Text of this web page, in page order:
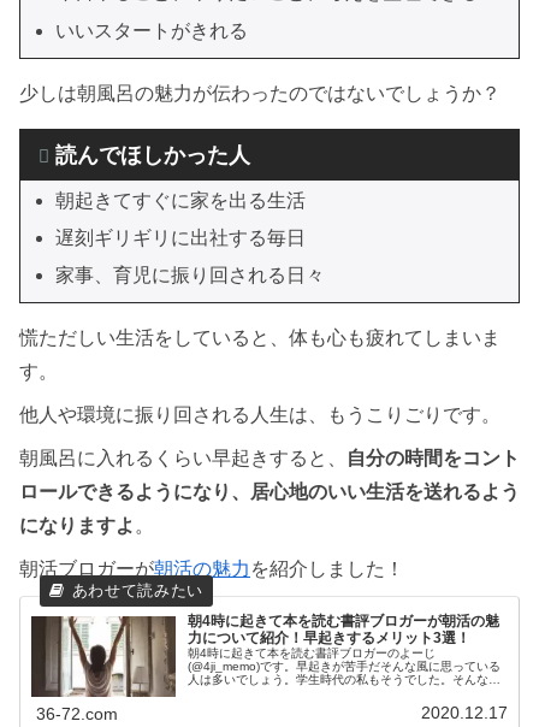
いいスタートがきれる
少しは朝風呂の魅力が伝わったのではないでしょうか？
読んでほしかった人
朝起きてすぐに家を出る生活
遅刻ギリギリに出社する毎日
家事、育児に振り回される日々
慌ただしい生活をしていると、体も心も疲れてしまいま
す。
他人や環境に振り回される人生は、もうこりごりです。
朝風呂に入れるくらい早起きすると、
自分の時間をコント
ロールできるようになり、居心地のいい生活を送れるよう
になりますよ 。
朝活ブロガーが朝活の魅力 を紹介しました！
朝4時に起きて本を読む書評ブロガーが朝活の魅
力について紹介！早起きするメリット3選！
朝4時に起きて本を読む書評ブロガーのよーじ
(@4ji_memo)です。早起きが苦手だそんな風に思っている
人は多いでしょう。学生時代の私もそうでした。そんな私
36-72.com 2020.12.17